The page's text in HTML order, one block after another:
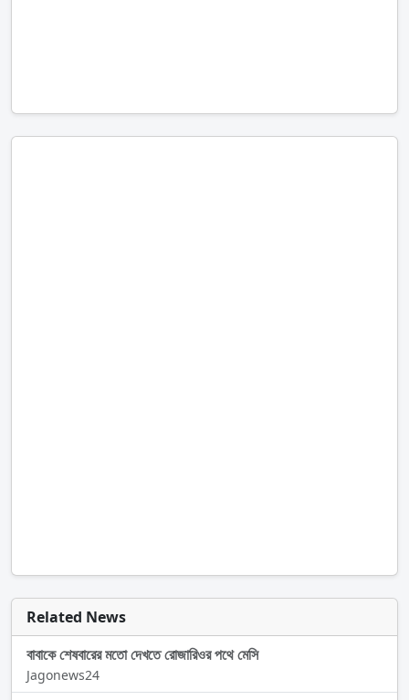
Related News
বাবাকে শেষবারের মতো দেখতে রোজারিওর পথে মেসি
Jagonews24